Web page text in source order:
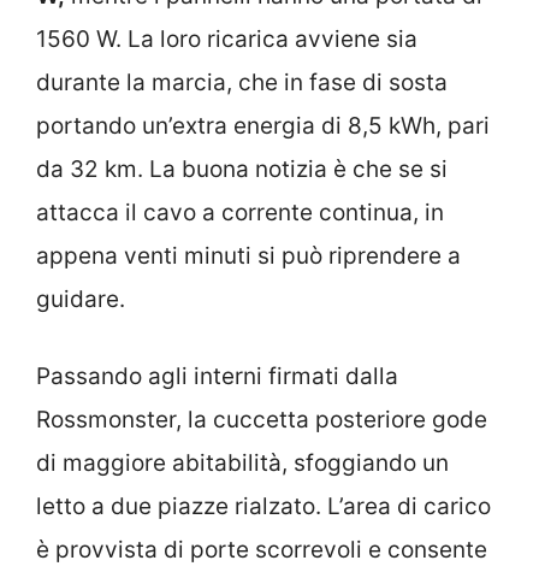
1560 W. La loro ricarica avviene sia
durante la marcia, che in fase di sosta
portando un’extra energia di 8,5 kWh, pari
da 32 km. La buona notizia è che se si
attacca il cavo a corrente continua, in
appena venti minuti si può riprendere a
guidare.
Passando agli interni firmati dalla
Rossmonster, la cuccetta posteriore gode
di maggiore abitabilità, sfoggiando un
letto a due piazze rialzato. L’area di carico
è provvista di porte scorrevoli e consente